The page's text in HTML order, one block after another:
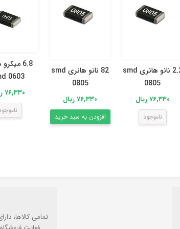
2.2 نانو هانری smd
0805
۷۶,۳۳۰ ریال
ناموجود
82 نانو هانری smd
0805
۷۶,۳۳۰ ریال
افزودن به سبد خرید
6.8
0603
۷۶,۳۳۰ ریال
تمامی كالاها،